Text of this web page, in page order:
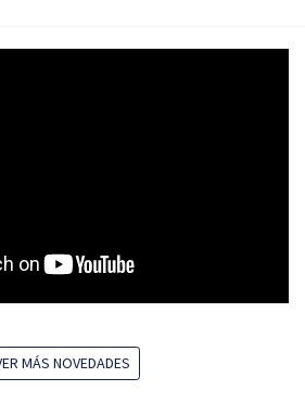
MÁS NOVEDADES